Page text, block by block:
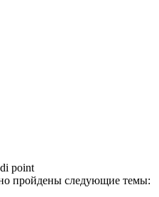
point
пройдены следующие темы: